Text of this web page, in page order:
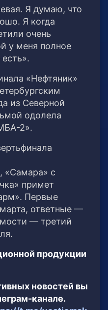
Я думаю, что
Я когда
очень
у меня полное
«Нефтяник»
из Северной
одолела
2».
«Самара» с
примет
Первые
ответные —
— третий
продукции
новостей вы
канале.